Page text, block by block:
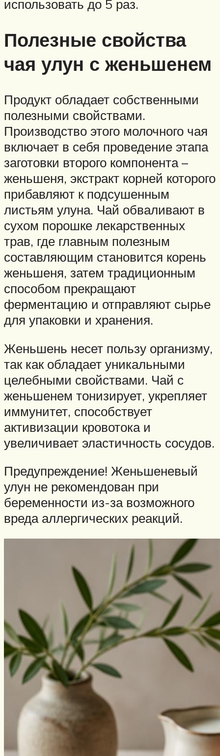
использовать до 5 раз.
Полезные свойства
чая улун с женьшенем
Продукт обладает собственными
полезными свойствами.
Производство этого молочного чая
включает в себя проведение этапа
заготовки второго компонента –
женьшеня, экстракт корней которого
прибавляют к подсушенным
листьям улуна. Чай обваливают в
сухом порошке лекарственных
трав, где главным полезным
составляющим становится корень
женьшеня, затем традиционным
способом прекращают
ферментацию и отправляют сырье
для упаковки и хранения.
Женьшень несет пользу организму,
так как обладает уникальными
целебными свойствами. Чай с
женьшенем тонизирует, укрепляет
иммунитет, способствует
активизации кровотока и
увеличивает эластичность сосудов.
Предупреждение! Женьшеневый
улун не рекомендован при
беременности из-за возможного
вреда аллергических реакций.